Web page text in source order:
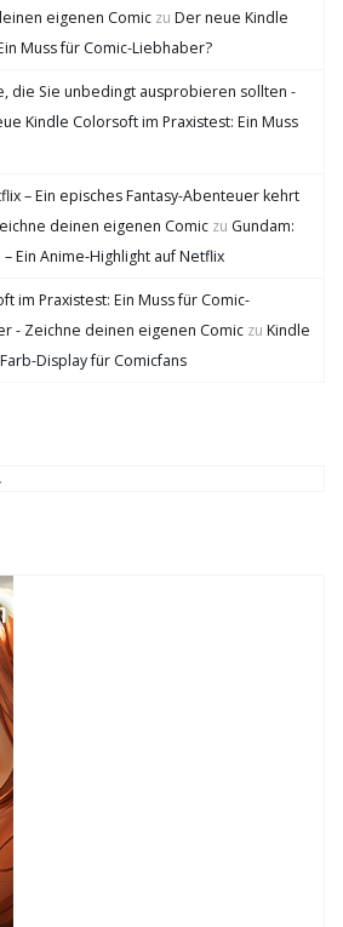
eigenen Comic zu Der neue Kindle
Muss für Comic-Liebhaber?
die Sie unbedingt ausprobieren sollten -
Kindle Colorsoft im Praxistest: Ein Muss
– Ein episches Fantasy-Abenteuer kehrt
deinen eigenen Comic zu Gundam:
Ein Anime-Highlight auf Netflix
im Praxistest: Ein Muss für Comic-
- Zeichne deinen eigenen Comic zu Kindle
Display für Comicfans